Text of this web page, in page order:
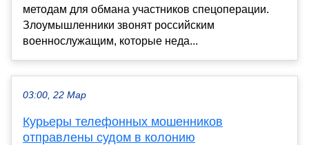
методам для обмана участников спецоперации.
Злоумышленники звонят российским
военнослужащим, которые неда...
03:00, 22 Мар
Курьеры телефонных мошенников
отправлены судом в колонию